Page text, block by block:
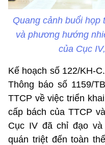
Quang cảnh buổi họp
và phương hướng
của Cục
Kế hoạch số 122/KH-
Thông báo số 1159/
TTCP về việc triển
cấp bách của TTCP
Cục IV đã chỉ đạo
quán triệt đến toàn